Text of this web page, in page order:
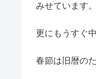
みせています。
更にもうすぐ
春節は旧暦の